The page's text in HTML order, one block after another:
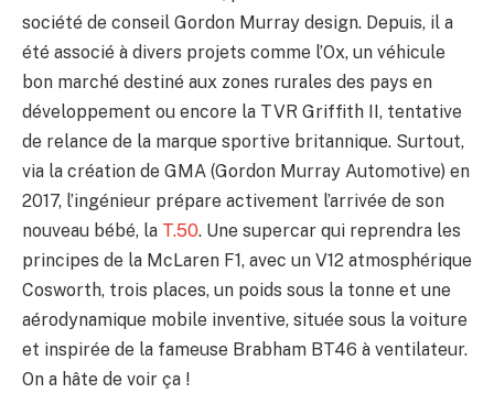
société de conseil Gordon Murray design. Depuis, il a
été associé à divers projets comme l’Ox, un véhicule
bon marché destiné aux zones rurales des pays en
développement ou encore la TVR Griffith II, tentative
de relance de la marque sportive britannique. Surtout,
via la création de GMA (Gordon Murray Automotive) en
2017, l’ingénieur prépare activement l’arrivée de son
nouveau bébé, la T.50. Une supercar qui reprendra les
principes de la McLaren F1, avec un V12 atmosphérique
Cosworth, trois places, un poids sous la tonne et une
aérodynamique mobile inventive, située sous la voiture
et inspirée de la fameuse Brabham BT46 à ventilateur.
On a hâte de voir ça !